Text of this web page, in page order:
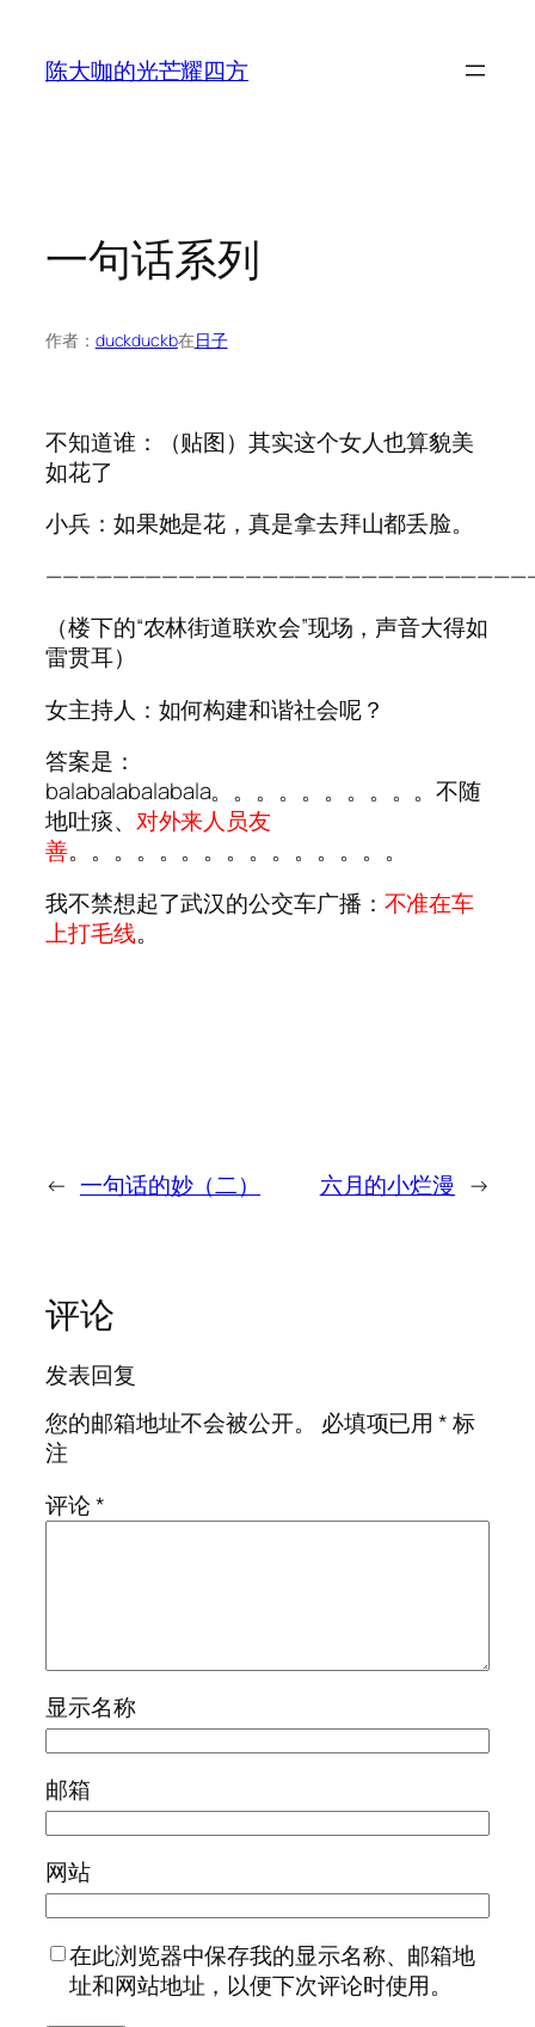
陈大咖的光芒耀四方
一句话系列
作者： duckduckb在日子
不知道谁：（贴图）其实这个女人也算貌美
如花了
小兵：如果她是花，真是拿去拜山都丢脸。
（楼下的“农林街道联欢会”现场，声音大得如
雷贯耳）
女主持人：如何构建和谐社会呢？
答案是：
balabalabalabala。。。。。。。。。。不随
地吐痰、 对外来人员友
善。。。。。。。。。。。。。。。
我不禁想起了武汉的公交车广播： 不准在车
上打毛线。
← 一句话的妙（二） 六月的小烂漫 →
评论
发表回复
您的邮箱地址不会被公开。
必填项已用*标
注
评论*
显示名称
邮箱
网站
在此浏览器中保存我的显示名称、邮箱地
址和网站地址，以便下次评论时使用。